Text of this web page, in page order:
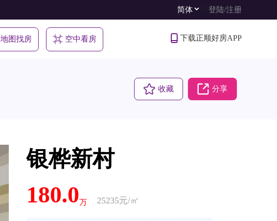
登陆/注册
地图找房 空中看房 下载正顺好房APP
收藏 分享
银桦新村
180.0万 25235元/㎡